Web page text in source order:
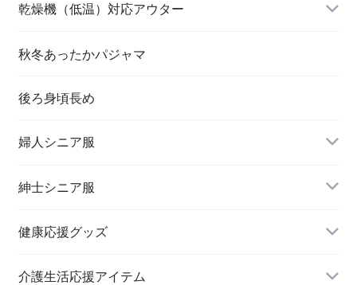
乾燥機（低温）対応アウター
秋冬あったかパジャマ
後ろ身頃長め
婦人シニア服
トップス
紳士シニア服
スラックス
健康応援グッズ
介護生活応援アイテム